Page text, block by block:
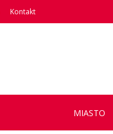
Kontakt
MIASTO